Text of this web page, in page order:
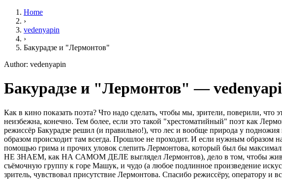
Home
›
vedenyapin
›
Бакурадзе и "Лермонтов"
Author: vedenyapin
Бакурадзе и "Лермонтов" —
Как в кино показать поэта? Что надо сделать, чтобы мы, зрители, поверили,
неизбежна, конечно. Тем более, если это такой "хрестоматийный" поэт как
режиссёр Бакурадзе решил (и правильно!), что лес и вообще природа у
образом происходит там всегда. Прошлое не проходит. И если нужным образом
помощью грима и прочих уловок слепить Лермонтова, который был бы
НЕ ЗНАЕМ, как НА САМОМ ДЕЛЕ выглядел Лермонтов), дело в том, чтобы живая
съёмочную группу к горе Машук, и чудо (а любое подлинное произведение
зритель, чувствовал присутствие Лермонтова. Спасибо режиссёру, оператору и